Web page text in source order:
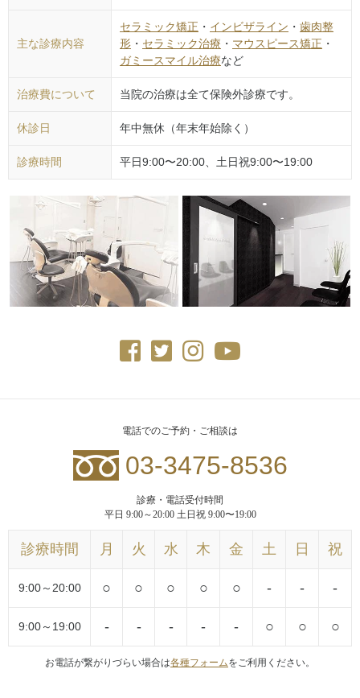
主な診療内容
セラミック矯正 ・ インビザライン ・ 歯肉整
形 ・ セラミック治療 ・ マウスピース矯正 ・
ガミースマイル治療など
治療費について 当院の治療は全て保険外診療です。
休診日 年中無休（年末年始除く）
診療時間 平日9:00〜20:00、土日祝9:00〜19:00
電話でのご予約・ご相談は
03-3475-8536
診療・電話受付時間
平日 9:00～20:00 土日祝 9:00〜19:00
診療時間 月 火 水 木 金 土 日 祝
9:00～20:00 ○ ○ ○ ○ ○ - - -
9:00～19:00 - - - - - ○ ○ ○
お電話が繋がりづらい場合は各種フォームをご利用ください。